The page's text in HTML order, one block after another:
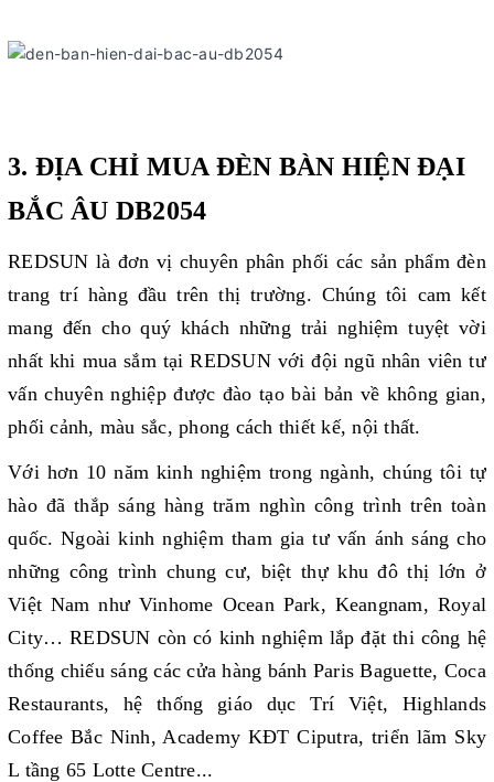
3. ĐỊA CHỈ MUA ĐÈN BÀN HIỆN ĐẠI
BẮC ÂU DB2054
REDSUN là đơn vị chuyên phân phối các sản phẩm đèn
trang trí hàng đầu trên thị trường. Chúng tôi cam kết
mang đến cho quý khách những trải nghiệm tuyệt vời
nhất khi mua sắm tại REDSUN với đội ngũ nhân viên tư
vấn chuyên nghiệp được đào tạo bài bản về không gian,
phối cảnh, màu sắc, phong cách thiết kế, nội thất.
Với hơn 10 năm kinh nghiệm trong ngành, chúng tôi tự
hào đã thắp sáng hàng trăm nghìn công trình trên toàn
quốc. Ngoài kinh nghiệm tham gia tư vấn ánh sáng cho
những công trình chung cư, biệt thự khu đô thị lớn ở
Việt Nam như Vinhome Ocean Park, Keangnam, Royal
City… REDSUN còn có kinh nghiệm lắp đặt thi công hệ
thống chiếu sáng các cửa hàng bánh Paris Baguette, Coca
Restaurants, hệ thống giáo dục Trí Việt, Highlands
Coffee Bắc Ninh, Academy KĐT Ciputra, triển lãm Sky
L tầng 65 Lotte Centre...